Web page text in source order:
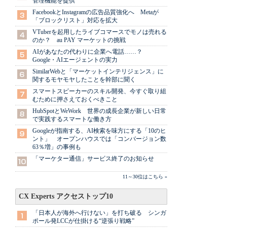
FacebookとInstagramの広告品質強化へ Metaが
「ブロックリスト」対応を拡大
VTuberを起用したライブコマースでモノは売れる
のか？ au PAY マーケットの挑戦
AIがあなたの代わりに企業へ電話……？
Google・AIエージェントの実力
SimilarWebと「マーケットインテリジェンス」に
関するモヤモヤしたことを幹部に聞く
スマートスピーカーのスキル開発、今すぐ取り組
むために押さえておくべきこと
HubSpotとWeWork 世界の成長企業が新しい日常
で実践するスマートな働き方
Googleが指南する、AI検索を味方にする「10のヒ
ント」 オープンハウスでは「コンバージョン数
63％増」の事例も
「マーケター通信」サービス終了のお知らせ
11～30位はこちら »
CX Experts アクセストップ10
「日本人が海外へ行けない」を打ち破る シンガ
ポール発LCCが仕掛ける“逆張り戦略”